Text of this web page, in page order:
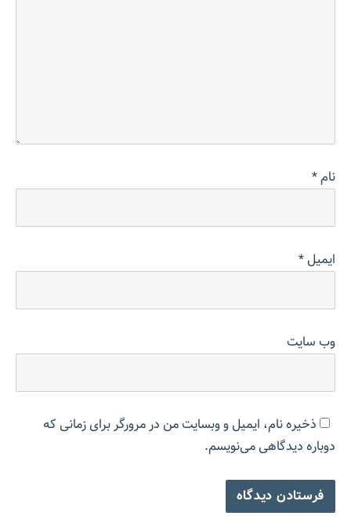
نام*
ایمیل*
وب‌ سایت
ذخیره نام، ایمیل و وبسایت من در مرورگر برای زمانی که
دوباره دیدگاهی می‌نویسم.